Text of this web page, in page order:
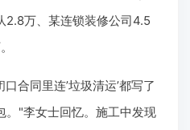
2.8万、某连锁装修公司4.5
合同里连’垃圾清运’都写了
。"李女士回忆。施工中发现